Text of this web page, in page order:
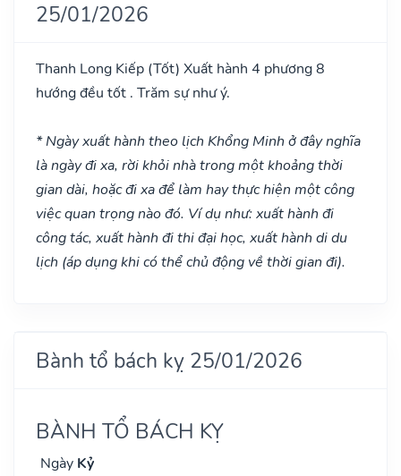
25/01/2026
Thanh Long Kiếp (Tốt) Xuất hành 4 phương 8
hướng đều tốt . Trăm sự như ý.
* Ngày xuất hành theo lịch Khổng Minh ở đây nghĩa
là ngày đi xa, rời khỏi nhà trong một khoảng thời
gian dài, hoặc đi xa để làm hay thực hiện một công
việc quan trọng nào đó. Ví dụ như: xuất hành đi
công tác, xuất hành đi thi đại học, xuất hành di du
lịch (áp dụng khi có thể chủ động về thời gian đi).
Bành tổ bách kỵ 25/01/2026
BÀNH TỔ BÁCH KỴ
Ngày Kỷ